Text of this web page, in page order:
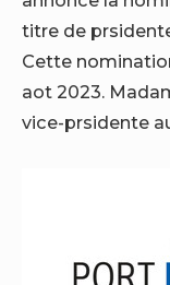
titre de
Cette
aot 2023.
vice-prsidente